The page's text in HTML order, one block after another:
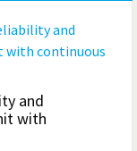
and
with